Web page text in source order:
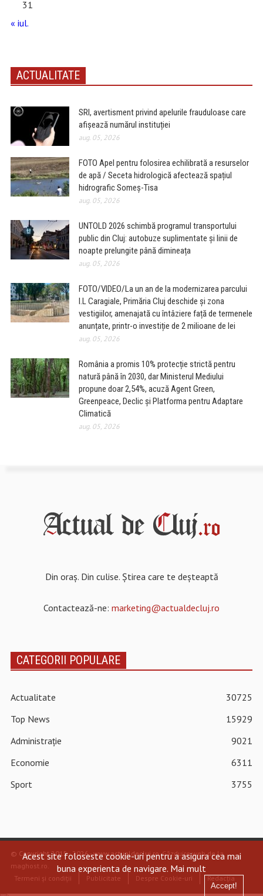
31
« iul.
ACTUALITATE
SRI, avertisment privind apelurile frauduloase care
afișează numărul instituției
aug. 05, 2026
FOTO Apel pentru folosirea echilibrată a resurselor
de apă / Seceta hidrologică afectează spațiul
hidrografic Someș-Tisa
aug. 05, 2026
UNTOLD 2026 schimbă programul transportului
public din Cluj: autobuze suplimentate și linii de
noapte prelungite până dimineața
aug. 05, 2026
FOTO/VIDEO/La un an de la modernizarea parcului
I.L Caragiale, Primăria Cluj deschide și zona
vestigiilor, amenajată cu întâziere față de termenele
anunțate, printr-o investiție de 2 milioane de lei
aug. 05, 2026
România a promis 10% protecție strictă pentru
natură până în 2030, dar Ministerul Mediului
propune doar 2,54%, acuză Agent Green,
Greenpeace, Declic și Platforma pentru Adaptare
Climatică
aug. 05, 2026
Din oraș. Din culise. Știrea care te deșteaptă
Contactează-ne: marketing@actualdecluj.ro
CATEGORII POPULARE
Actualitate
30725
Top News
15929
Administrație
9021
Economie
6311
Sport
3755
© Copyright 2015 - 2026 - www.actualdecluj.ro.Găzduire web de la
maghost.ro.
Termeni și condiții
Publicitate Despre Cookie-uri Redacția
Acest site foloseste cookie-uri pentru a asigura cea mai
buna experienta de navigare. Mai mult
Accept!